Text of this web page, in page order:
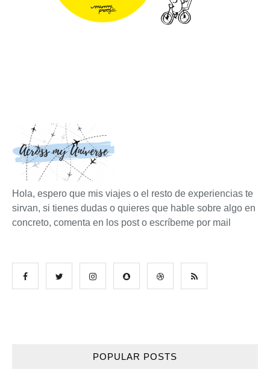
Hola, espero que mis viajes o el resto de experiencias te
sirvan, si tienes dudas o quieres que hable sobre algo en
concreto, comenta en los post o escríbeme por mail
POPULAR POSTS